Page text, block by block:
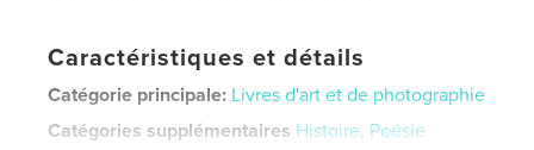
Caractéristiques et détails
Catégorie principale: Livres d'art et de photographie
Catégories supplémentaires Histoire, Poésie